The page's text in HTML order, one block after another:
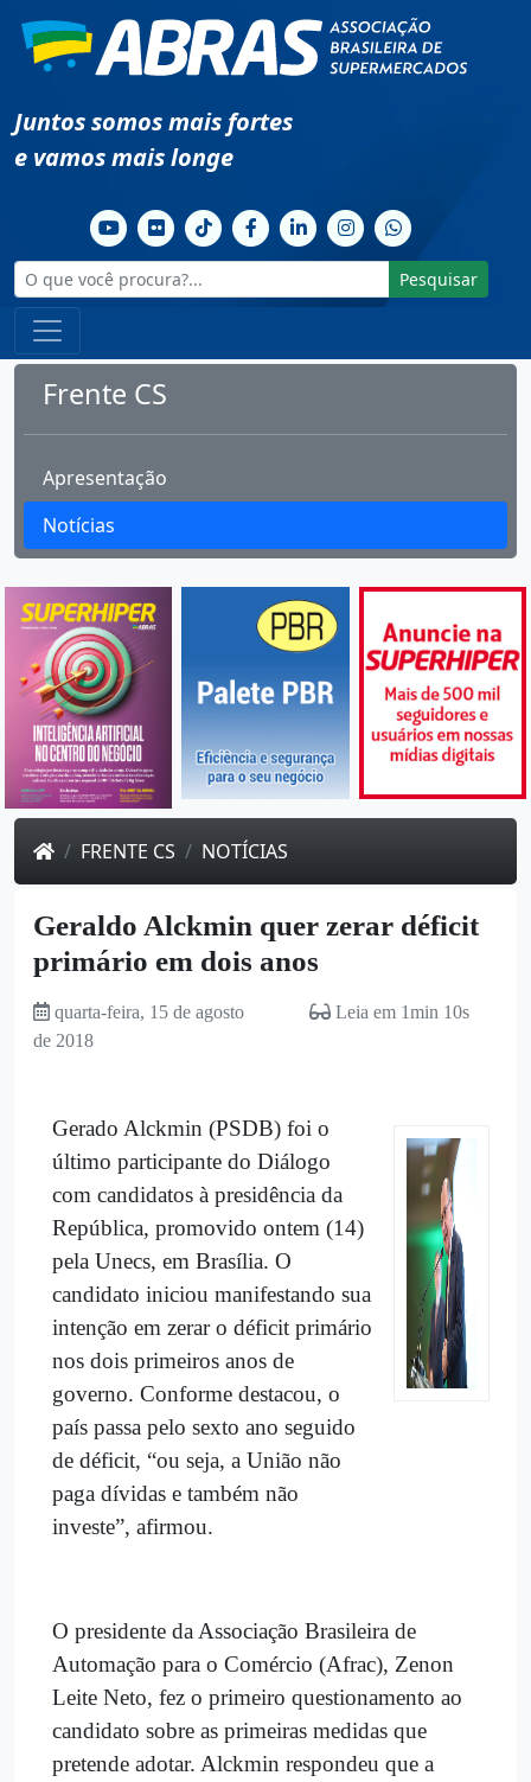
Juntos somos mais fortes
e vamos mais longe
Pesquisar
Frente CS
Apresentação
Notícias
FRENTE CS NOTÍCIAS
Geraldo Alckmin quer zerar déficit
primário em dois anos
quarta-feira, 15 de agosto
de 2018
Leia em 1min 10s
Gerado Alckmin (PSDB) foi o
último participante do Diálogo
com candidatos à presidência da
República, promovido ontem (14)
pela Unecs, em Brasília. O
candidato iniciou manifestando sua
intenção em zerar o déficit primário
nos dois primeiros anos de
governo. Conforme destacou, o
país passa pelo sexto ano seguido
de déficit, “ou seja, a União não
paga dívidas e também não
investe”, afirmou.
O presidente da Associação Brasileira de
Automação para o Comércio (Afrac), Zenon
Leite Neto, fez o primeiro questionamento ao
candidato sobre as primeiras medidas que
pretende adotar. Alckmin respondeu que a